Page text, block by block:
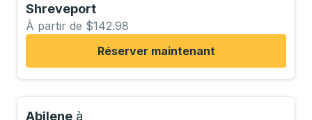
Shreveport
À partir de $142.98
Réserver maintenant
Abilene à